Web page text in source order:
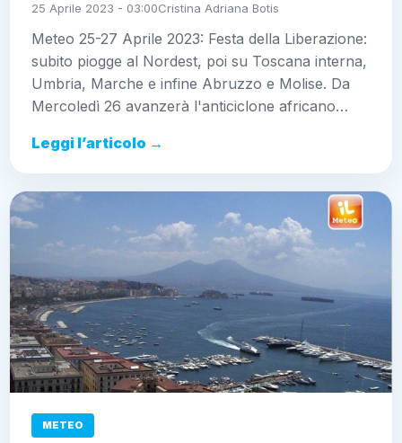
25 Aprile 2023 - 03:00Cristina Adriana Botis
Meteo 25-27 Aprile 2023: Festa della Liberazione:
subito piogge al Nordest, poi su Toscana interna,
Umbria, Marche e infine Abruzzo e Molise. Da
Mercoledì 26 avanzerà l'anticiclone africano…
Leggi l’articolo →
METEO